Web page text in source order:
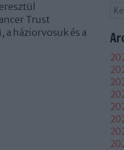
Trust
háziorvosuk és a